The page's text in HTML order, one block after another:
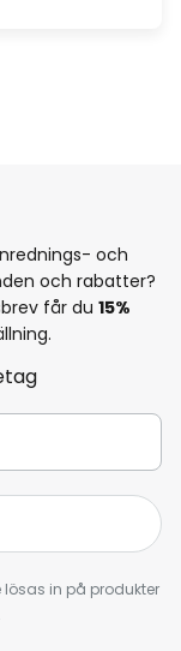
och
och rabatter?
får du 15%
lösas in på produkter